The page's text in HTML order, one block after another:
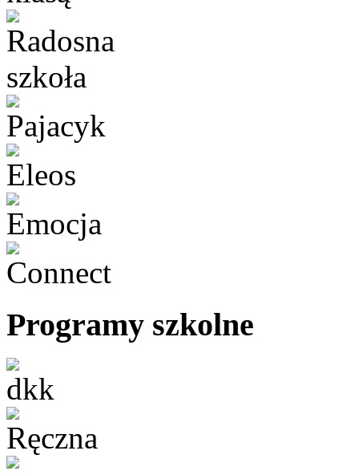
Programy szkolne